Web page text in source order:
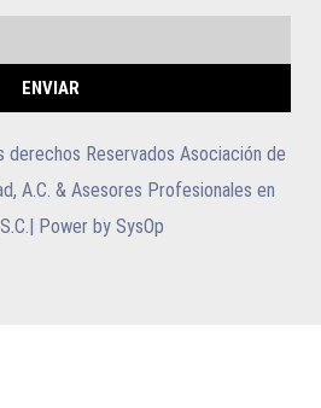
ENVIAR
Reservados Asociación de
A.C. & Asesores Profesionales en
Power by SysOp